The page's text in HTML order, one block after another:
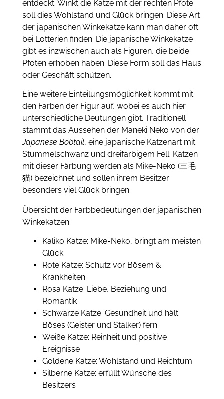
entdeckt. Winkt die Katze mit der rechten Pfote
soll dies Wohlstand und Glück bringen. Diese Art
der japanischen Winkekatze kann man daher oft
bei Lotterien finden. Die japanische Winkekatze
gibt es inzwischen auch als Figuren, die beide
Pfoten erhoben haben. Diese Form soll das Haus
oder Geschäft schützen.
Eine weitere Einteilungsmöglichkeit kommt mit
den Farben der Figur auf, wobei es auch hier
unterschiedliche Deutungen gibt. Traditionell
stammt das Aussehen der Maneki Neko von der
Japanese Bobtail, eine japanische Katzenart mit
Stummelschwanz und dreifarbigem Fell. Katzen
mit dieser Färbung werden als Mike-Neko (三毛
猫) bezeichnet und sollen ihrem Besitzer
besonders viel Glück bringen.
Übersicht der Farbbedeutungen der japanischen
Winkekatzen:
Kaliko Katze: Mike-Neko, bringt am meisten
Glück
Rote Katze: Schutz vor Bösem &
Krankheiten
Rosa Katze: Liebe, Beziehung und
Romantik
Schwarze Katze: Gesundheit und hält
Böses (Geister und Stalker) fern
Weiße Katze: Reinheit und positive
Ereignisse
Goldene Katze: Wohlstand und Reichtum
Silberne Katze: erfüllt Wünsche des
Besitzers